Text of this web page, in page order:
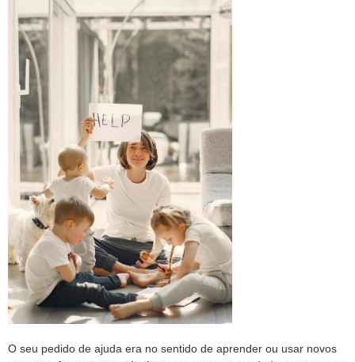
O seu pedido de ajuda era no sentido de aprender ou usar novos